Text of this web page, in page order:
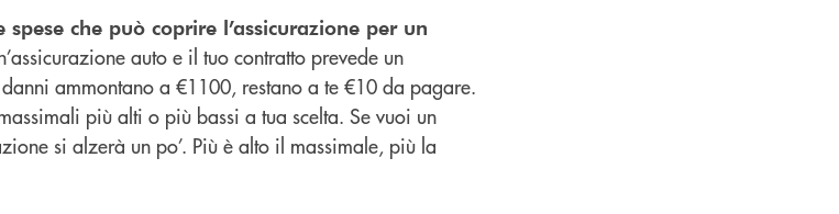
che può coprire l’assicurazione per un
auto e il tuo contratto prevede un
ammontano a €1100, restano a te €10 da pagare.
più alti o più bassi a tua scelta. Se vuoi un
si alzerà un po’. Più è alto il massimale, più la